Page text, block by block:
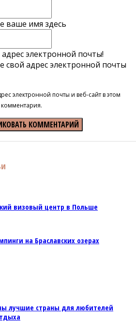
ваше имя здесь
электронной почты!
свой адрес электронной почты
электронной почты и веб-сайт в этом
визовый центр в Польше
на Браславских озерах
лучшие страны для любителей